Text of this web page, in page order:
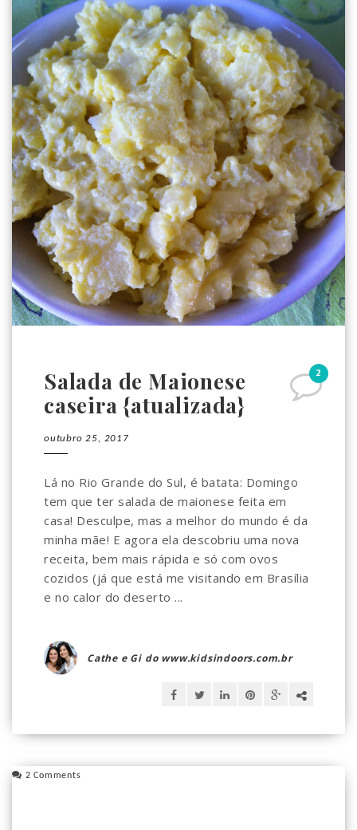
2
Salada de Maionese
caseira {atualizada}
outubro 25, 2017
Lá no Rio Grande do Sul, é batata: Domingo
tem que ter salada de maionese feita em
casa! Desculpe, mas a melhor do mundo é da
minha mãe! E agora ela descobriu uma nova
receita, bem mais rápida e só com ovos
cozidos (já que está me visitando em Brasília
e no calor do deserto ...
Cathe e Gi do www.kidsindoors.com.br
2 Comments